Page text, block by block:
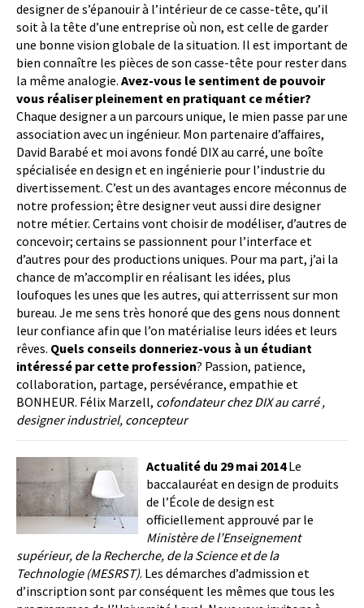
designer de s’épanouir à l’intérieur de ce casse-tête, qu’il
soit à la tête d’une entreprise où non, est celle de garder
une bonne vision globale de la situation. Il est important de
bien connaître les pièces de son casse-tête pour rester dans
la même analogie. Avez-vous le sentiment de pouvoir
vous réaliser pleinement en pratiquant ce métier?
Chaque designer a un parcours unique, le mien passe par une
association avec un ingénieur. Mon partenaire d’affaires,
David Barabé et moi avons fondé DIX au carré, une boîte
spécialisée en design et en ingénierie pour l’industrie du
divertissement. C’est un des avantages encore méconnus de
notre profession; être designer veut aussi dire designer
notre métier. Certains vont choisir de modéliser, d’autres de
concevoir; certains se passionnent pour l’interface et
d’autres pour des productions uniques. Pour ma part, j’ai la
chance de m’accomplir en réalisant les idées, plus
loufoques les unes que les autres, qui atterrissent sur mon
bureau. Je me sens très honoré que des gens nous donnent
leur confiance afin que l’on matérialise leurs idées et leurs
rêves. Quels conseils donneriez-vous à un étudiant
intéressé par cette profession? Passion, patience,
collaboration, partage, persévérance, empathie et
BONHEUR. Félix Marzell, cofondateur chez DIX au carré ,
designer industriel, concepteur
Actualité du 29 mai 2014Le
baccalauréat en design de produits
de l’École de design est
officiellement approuvé par le
Ministère de l’Enseignement
supérieur, de la Recherche, de la Science et de la
Technologie (MESRST). Les démarches d’admission et
d’inscription sont par conséquent les mêmes que tous les